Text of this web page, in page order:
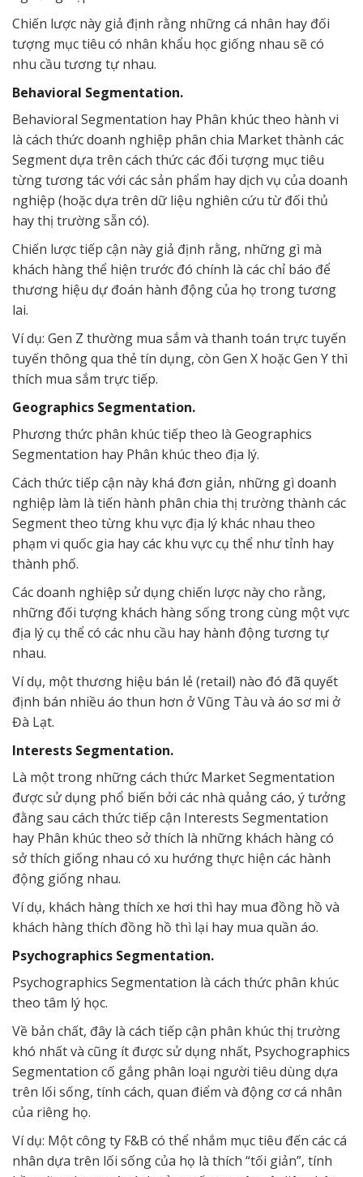
Chiến lược này giả định rằng những cá nhân hay đối
tượng mục tiêu có nhân khẩu học giống nhau sẽ có
nhu cầu tương tự nhau.
Behavioral Segmentation.
Behavioral Segmentation hay Phân khúc theo hành vi
là cách thức doanh nghiệp phân chia Market thành các
Segment dựa trên cách thức các đối tượng mục tiêu
từng tương tác với các sản phẩm hay dịch vụ của doanh
nghiệp (hoặc dựa trên dữ liệu nghiên cứu từ đối thủ
hay thị trường sẵn có).
Chiến lược tiếp cận này giả định rằng, những gì mà
khách hàng thể hiện trước đó chính là các chỉ báo để
thương hiệu dự đoán hành động của họ trong tương
lai.
Ví dụ: Gen Z thường mua sắm và thanh toán trực tuyến
tuyến thông qua thẻ tín dụng, còn Gen X hoặc Gen Y thì
thích mua sắm trực tiếp.
Geographics Segmentation.
Phương thức phân khúc tiếp theo là Geographics
Segmentation hay Phân khúc theo địa lý.
Cách thức tiếp cận này khá đơn giản, những gì doanh
nghiệp làm là tiến hành phân chia thị trường thành các
Segment theo từng khu vực địa lý khác nhau theo
phạm vi quốc gia hay các khu vực cụ thể như tỉnh hay
thành phố.
Các doanh nghiệp sử dụng chiến lược này cho rằng,
những đối tượng khách hàng sống trong cùng một vực
địa lý cụ thể có các nhu cầu hay hành động tương tự
nhau.
Ví dụ, một thương hiệu bán lẻ (retail) nào đó đã quyết
định bán nhiều áo thun hơn ở Vũng Tàu và áo sơ mi ở
Đà Lạt.
Interests Segmentation.
Là một trong những cách thức Market Segmentation
được sử dụng phổ biến bởi các nhà quảng cáo, ý tưởng
đằng sau cách thức tiếp cận Interests Segmentation
hay Phân khúc theo sở thích là những khách hàng có
sở thích giống nhau có xu hướng thực hiện các hành
động giống nhau.
Ví dụ, khách hàng thích xe hơi thì hay mua đồng hồ và
khách hàng thích đồng hồ thì lại hay mua quần áo.
Psychographics Segmentation.
Psychographics Segmentation là cách thức phân khúc
theo tâm lý học.
Về bản chất, đây là cách tiếp cận phân khúc thị trường
khó nhất và cũng ít được sử dụng nhất, Psychographics
Segmentation cố gắng phân loại người tiêu dùng dựa
trên lối sống, tính cách, quan điểm và động cơ cá nhân
của riêng họ.
Ví dụ: Một công ty F&B có thể nhắm mục tiêu đến các cá
nhân dựa trên lối sống của họ là thích “tối giản”, tính